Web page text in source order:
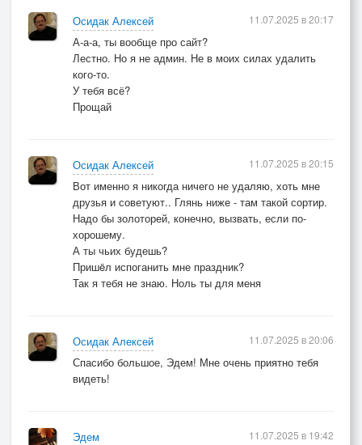
Осидак Алексей
А-а-а, ты вообще про сайт?
Лестно. Но я не админ. Не в моих силах удалить
кого-то.
У тебя всё?
Прощай
11.07.2025 в 20:17
Осидак Алексей
Вот именно я никогда ничего не удаляю, хоть мне
друзья и советуют.. Глянь ниже - там такой сортир.
Надо бы золоторей, конечно, вызвать, если по-
хорошему.
А ты чьих будешь?
Пришëл испоганить мне праздник?
Так я тебя не знаю. Ноль ты для меня
11.07.2025 в 20:15
Осидак Алексей
Спасибо большое, Эдем! Мне очень приятно тебя
видеть!
11.07.2025 в 20:06
Эдем
11.07.2025 в 19:42